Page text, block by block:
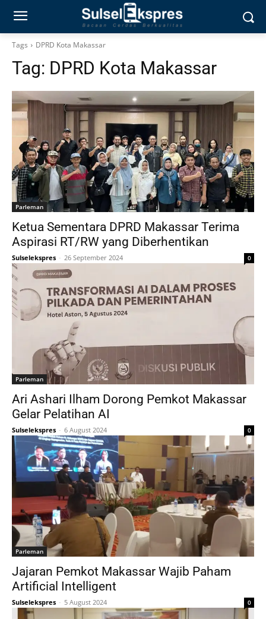
Tags DPRD Kota Makassar
Tag: DPRD Kota Makassar
Parleman
Ketua Sementara DPRD Makassar Terima
Aspirasi RT/RW yang Diberhentikan
Sulselekspres - 26 September 2024 0
Parleman
Ari Ashari Ilham Dorong Pemkot Makassar
Gelar Pelatihan AI
Sulselekspres - 6 August 2024 0
Parleman
Jajaran Pemkot Makassar Wajib Paham
Artificial Intelligent
Sulselekspres - 5 August 2024 0